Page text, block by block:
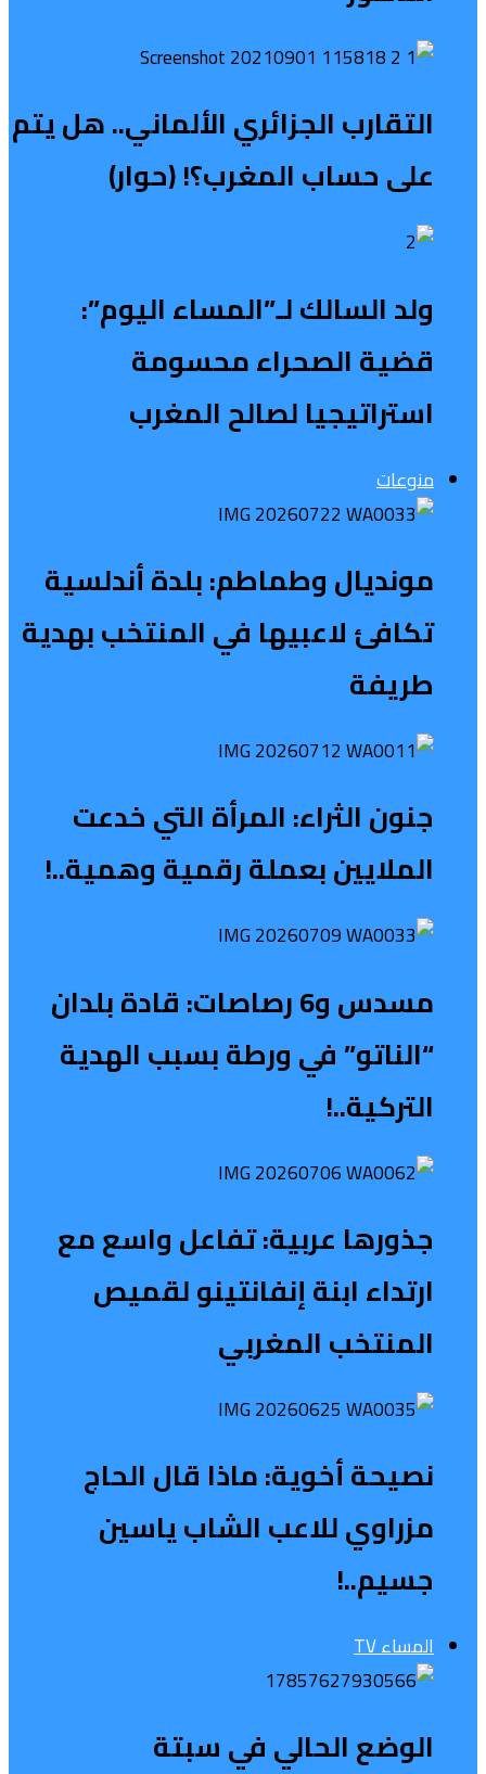
التقارب الجزائري الألماني.. هل يتم
على حساب المغرب؟! (حوار)
ولد السالك لـ”المساء اليوم”:
قضية الصحراء محسومة
استراتيجيا لصالح المغرب
منوعات
مونديال وطماطم: بلدة أندلسية
تكافئ لاعبيها في المنتخب بهدية
طريفة
جنون الثراء: المرأة التي خدعت
الملايين بعملة رقمية وهمية..!
مسدس و6 رصاصات: قادة بلدان
“الناتو” في ورطة بسبب الهدية
التركية..!
جذورها عربية: تفاعل واسع مع
ارتداء ابنة إنفانتينو لقميص
المنتخب المغربي
نصيحة أخوية: ماذا قال الحاج
مزراوي للاعب الشاب ياسين
جسيم..!
المساء TV
الوضع الحالي في سبتة